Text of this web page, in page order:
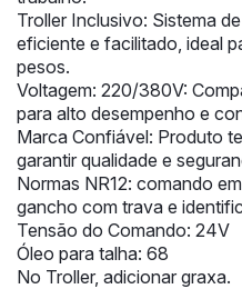
Troller Inclusivo: Sistema
eficiente e facilitado, ideal
pesos.
Voltagem: 220/380V:
para alto desempenho e
Marca Confiável: Produto
garantir qualidade e
Normas NR12: comando
gancho com trava e
Tensão do Comando: 24V
Óleo para talha: 68
No Troller, adicionar graxa.